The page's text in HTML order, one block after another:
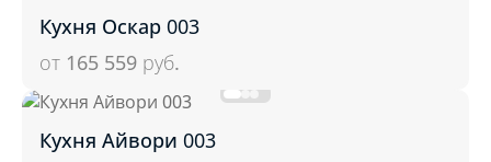
Кухня Оскар 003
от 165 559 руб.
Кухня Айвори 003